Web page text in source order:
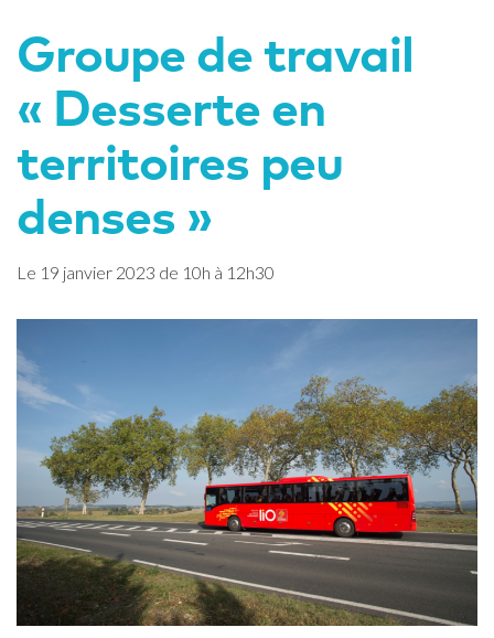
Groupe de travail
« Desserte en
territoires peu
denses »
Le 19 janvier 2023 de 10h à 12h30